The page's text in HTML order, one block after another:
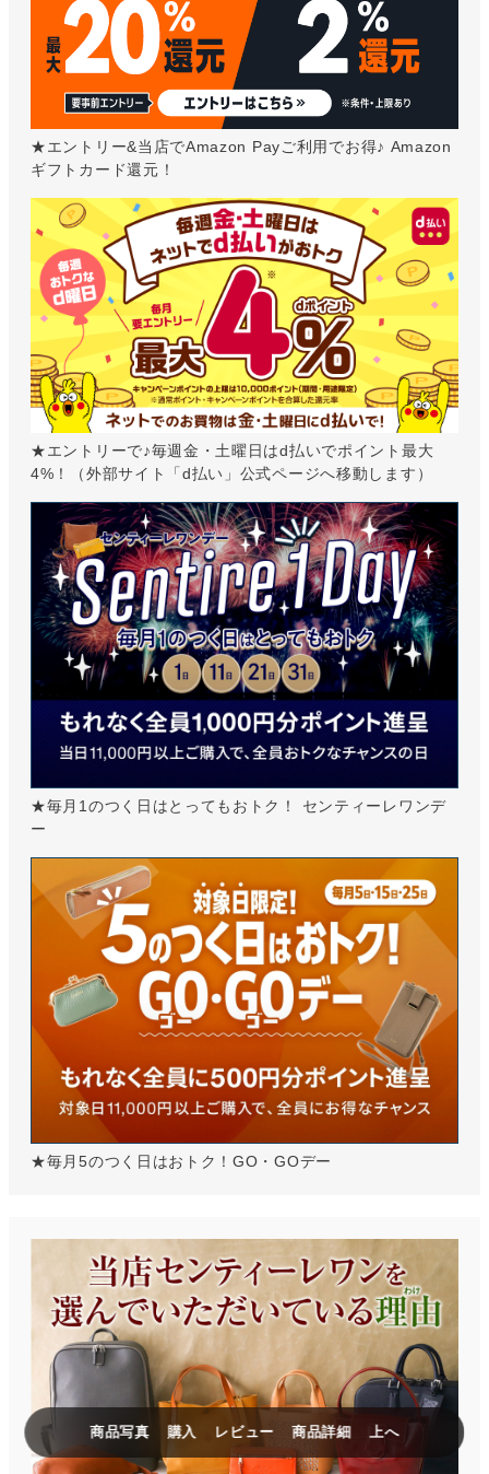
★エントリー&当店でAmazon Payご利用でお得♪ Amazon
ギフトカード還元！
★エントリーで♪毎週金・土曜日はd払いでポイント最大
4%！（外部サイト「d払い」公式ページへ移動します）
★毎月1のつく日はとってもおトク！ センティーレワンデ
ー
★毎月5のつく日はおトク！GO・GOデー
商品写真 購入 レビュー 商品詳細 上へ